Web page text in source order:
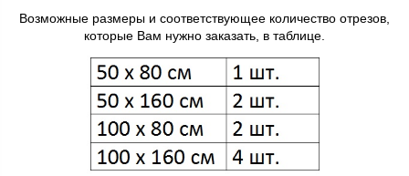
Возможные размеры и соответствующее количество отрезов,
которые Вам нужно заказать, в таблице.